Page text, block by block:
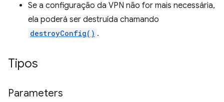
Se a configuração da VPN não for mais necessária,
ela poderá ser destruída chamando
destroyConfig() .
Tipos
Parameters